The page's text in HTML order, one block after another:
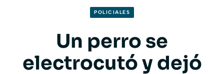
POLICIALES
Un perro se
electrocutó y dejó